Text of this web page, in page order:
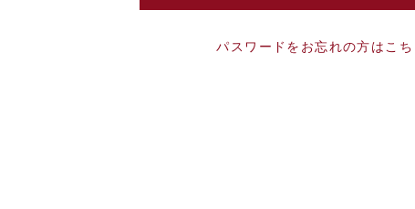
パスワードをお忘れの方はこち